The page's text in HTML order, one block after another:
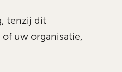
tenzij dit
uw organisatie,